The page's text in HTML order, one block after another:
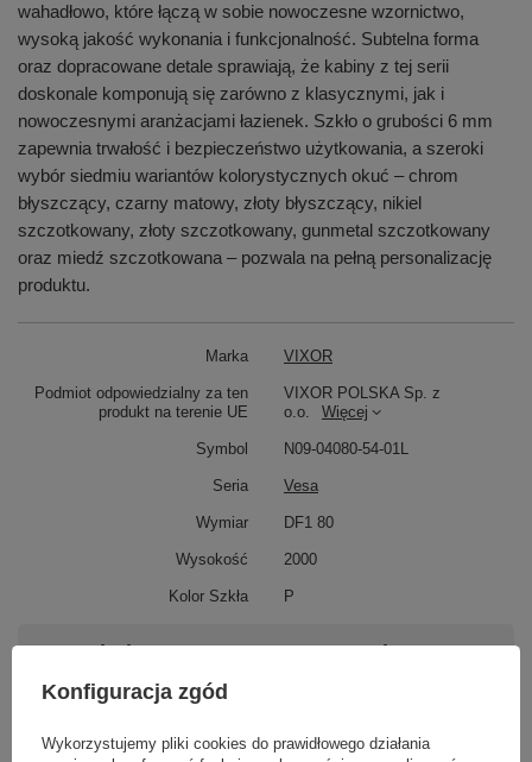
wahadłowo, które łączą w sobie nowoczesne wzornictwo,
wysoką jakość wykonania i funkcjonalność. Subtelna forma
oraz dopracowane detale sprawiają, że kabiny z tej serii
doskonale komponują się zarówno z klasycznymi, jak i
nowoczesnymi aranżacjami łazienek. Szkło o grubości 6 mm
zapewnia trwałość i bezpieczeństwo użytkowania, a szeroki
wybór siedmiu wariantów kolorystycznych okuć – chrom
błyszczący, czarny matowy, złoty błyszczący, nikiel
szczotkowany, złoty szczotkowany, gunmetal szczotkowany
oraz miedź szczotkowana – pozwala na pełną personalizację
produktu.
Marka VIXOR
Podmiot odpowiedzialny za ten
produkt na terenie UE
VIXOR POLSKA Sp. z
o.o.
Więcej
Symbol N09-04080-54-01L
Seria Vesa
Wymiar DF1 80
Wysokość 2000
Kolor Szkła P
Potrzebujesz pomocy? Masz pytania?
Zadaj pytanie a my odpowiemy niezwłocznie,
najciekawsze pytania i odpowiedzi publikując
Konfiguracja zgód
Wykorzystujemy pliki cookies do prawidłowego działania